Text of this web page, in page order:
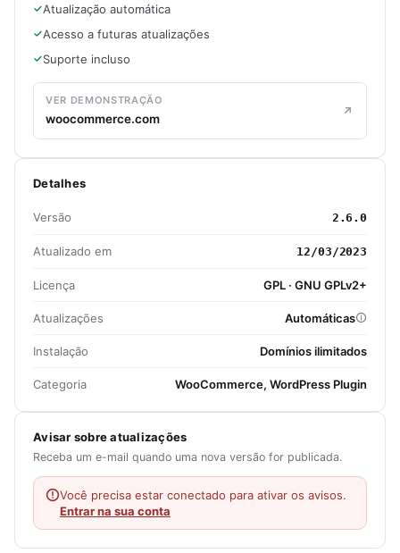
Atualização automática
Acesso a futuras atualizações
Suporte incluso
VER DEMONSTRAÇÃO
woocommerce.com
Detalhes
Versão 2.6.0
Atualizado em 12/03/2023
Licença GPL · GNU GPLv2+
Atualizações Automáticas
Instalação Domínios ilimitados
Categoria WooCommerce, WordPress Plugin
Avisar sobre atualizações
Receba um e-mail quando uma nova versão for publicada.
Você precisa estar conectado para ativar os avisos.
Entrar na sua conta